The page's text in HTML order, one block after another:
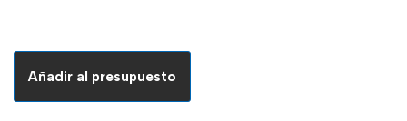
Añadir al presupuesto